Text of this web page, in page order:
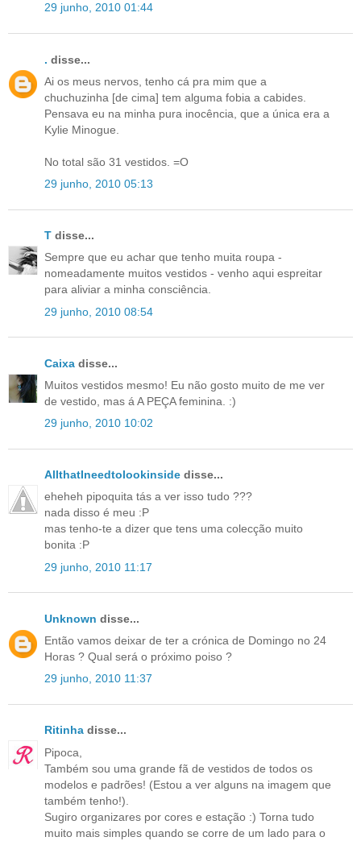
29 junho, 2010 01:44
. disse...
Ai os meus nervos, tenho cá pra mim que a
chuchuzinha [de cima] tem alguma fobia a cabides.
Pensava eu na minha pura inocência, que a única era a
Kylie Minogue.
No total são 31 vestidos. =O
29 junho, 2010 05:13
T disse...
Sempre que eu achar que tenho muita roupa -
nomeadamente muitos vestidos - venho aqui espreitar
para aliviar a minha consciência.
29 junho, 2010 08:54
Caixa disse...
Muitos vestidos mesmo! Eu não gosto muito de me ver
de vestido, mas á A PEÇA feminina. :)
29 junho, 2010 10:02
AllthatIneedtolookinside disse...
eheheh pipoquita tás a ver isso tudo ???
nada disso é meu :P
mas tenho-te a dizer que tens uma colecção muito
bonita :P
29 junho, 2010 11:17
Unknown disse...
Então vamos deixar de ter a crónica de Domingo no 24
Horas ? Qual será o próximo poiso ?
29 junho, 2010 11:37
Ritinha disse...
Pipoca,
Também sou uma grande fã de vestidos de todos os
modelos e padrões! (Estou a ver alguns na imagem que
também tenho!).
Sugiro organizares por cores e estação :) Torna tudo
muito mais simples quando se corre de um lado para o